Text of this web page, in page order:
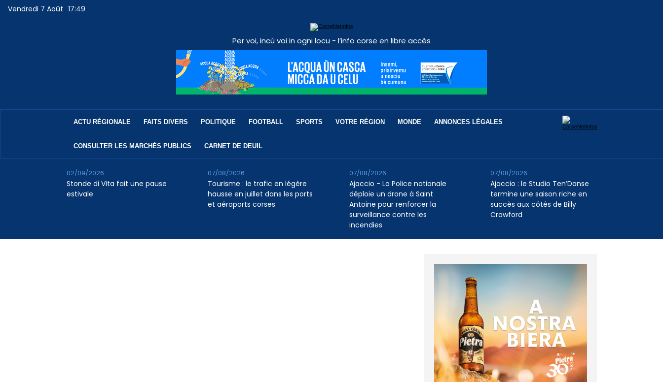
Vendredi 7 Août 17:49
Per voi, incù voi in ogni locu - l’info corse en libre accès
ACTU RÉGIONALE FAITS DIVERS POLITIQUE FOOTBALL SPORTS VOTRE RÉGION MONDE ANNONCES LÉGALES
CONSULTER LES MARCHÉS PUBLICS CARNET DE DEUIL
Stonde di Vita fait une pause
estivale
02/09/2026
Tourisme : le trafic en légère
hausse en juillet dans les ports
et aéroports corses
07/08/2026
Ajaccio - La Police nationale
déploie un drone à Saint
Antoine pour renforcer la
surveillance contre les
incendies
07/08/2026
Ajaccio : le Studio Ten’Danse
termine une saison riche en
succès aux côtés de Billy
Crawford
07/08/2026